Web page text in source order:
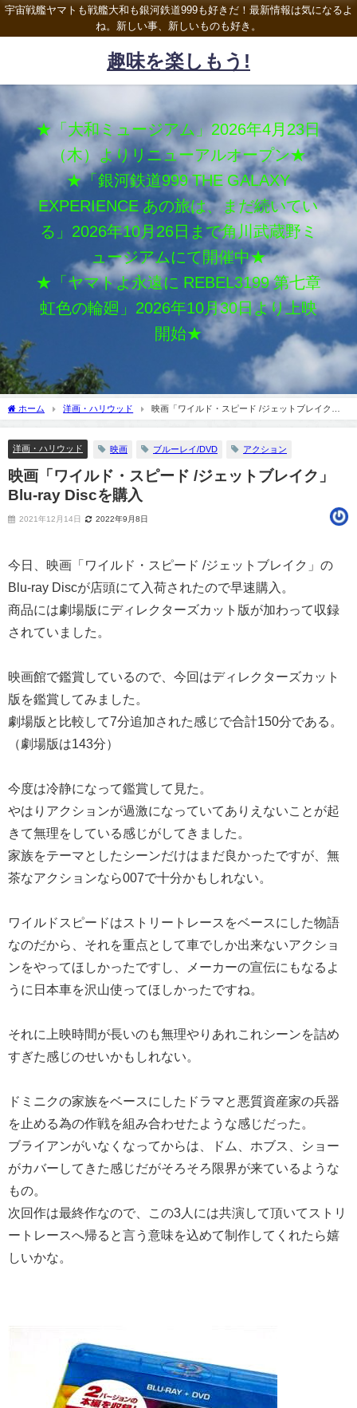
宇宙戦艦ヤマトも戦艦大和も銀河鉄道999も好きだ！最新情報は気になるよ
ね。新しい事、新しいものも好き。
趣味を楽しもう!
★「大和ミュージアム」2026年4月23日
（木）よりリニューアルオープン★
★「銀河鉄道999 THE GALAXY
EXPERIENCE あの旅は、まだ続いてい
る」2026年10月26日まで角川武蔵野ミ
ュージアムにて開催中★
★「ヤマトよ永遠に REBEL3199 第七章
虹色の輪廻」2026年10月30日より上映
開始★
ホーム 洋画・ハリウッド
映画「ワイルド・スピード /ジェットブレイク」
洋画・ハリウッド 映画 ブルーレイ/DVD アクション
映画「ワイルド・スピード /ジェットブレイク」
Blu-ray Discを購入
2021年12月14日 2022年9月8日
今日、映画「ワイルド・スピード /ジェットブレイク」の
Blu-ray Discが店頭にて入荷されたので早速購入。
商品には劇場版にディレクターズカット版が加わって収録
されていました。
映画館で鑑賞しているので、今回はディレクターズカット
版を鑑賞してみました。
劇場版と比較して7分追加された感じで合計150分である。
（劇場版は143分）
今度は冷静になって鑑賞して見た。
やはりアクションが過激になっていてありえないことが起
きて無理をしている感じがしてきました。
家族をテーマとしたシーンだけはまだ良かったですが、無
茶なアクションなら007で十分かもしれない。
ワイルドスピードはストリートレースをベースにした物語
なのだから、それを重点として車でしか出来ないアクショ
ンをやってほしかったですし、メーカーの宣伝にもなるよ
うに日本車を沢山使ってほしかったですね。
それに上映時間が長いのも無理やりあれこれシーンを詰め
すぎた感じのせいかもしれない。
ドミニクの家族をベースにしたドラマと悪質資産家の兵器
を止める為の作戦を組み合わせたような感じだった。
ブライアンがいなくなってからは、ドム、ホブス、ショー
がカバーしてきた感じだがそろそろ限界が来ているような
もの。
次回作は最終作なので、この3人には共演して頂いてストリ
ートレースへ帰ると言う意味を込めて制作してくれたら嬉
しいかな。